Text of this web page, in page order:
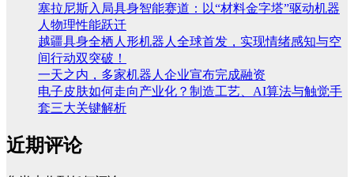
塞拉尼斯入局具身智能赛道：以“材料金字塔”驱动机器
人物理性能跃迁
越疆具身全栖人形机器人全球首发，实现情绪感知与空
间行动双突破！
一天之内，多家机器人企业宣布完成融资
电子皮肤如何走向产业化？制造工艺、AI算法与触觉手
套三大关键解析
近期评论